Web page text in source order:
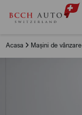
Acasa Mașini de vânzare